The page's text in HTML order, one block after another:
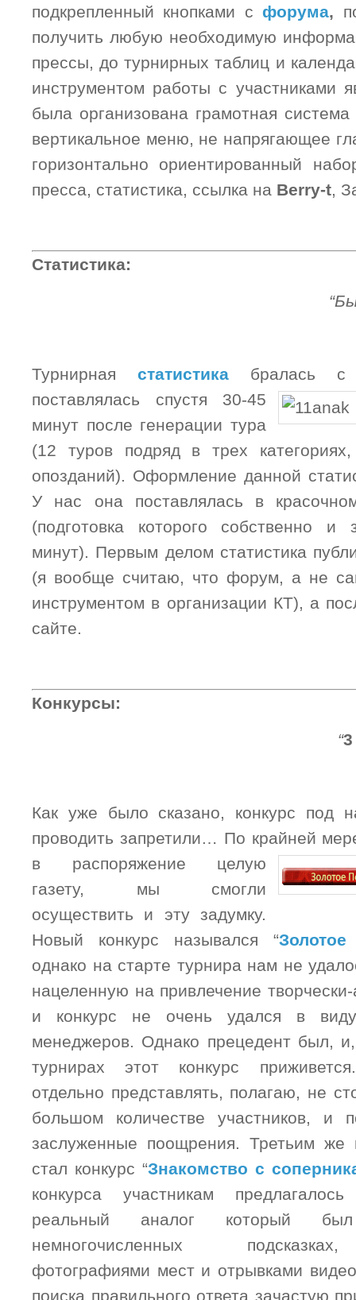
подкрепленный кнопками сфорума,
получить любую необходимую
прессы, до турнирных таблиц и
инструментом работы с участниками
была организована грамотная
вертикальное меню, не напрягающее
горизонтально ориентированный
пресса, статистика, ссылка на Berry-t,
Статистика:
Турнирная статистика бралась
поставлялась спустя 30-45
минут после генерации тура
(12 туров подряд в трех
опозданий). Оформление данной
У нас она поставлялась в
(подготовка которого собственно
минут). Первым делом статистика
(я вообще считаю, что форум, а не
инструментом в организации КТ), а
сайте.
Конкурсы:
“3
Как уже было сказано, конкурс под
проводить запретили… По крайней
в распоряжение целую
газету, мы смогли
осуществить и эту задумку.
Новый конкурс назывался “
однако на старте турнира нам не
нацеленную на привлечение творчески-
и конкурс не очень удался в
менеджеров. Однако прецедент был,
турнирах этот конкурс
отдельно представлять, полагаю, не
большом количестве участников, и
заслуженные поощрения. Третьим же
стал конкурс “Знакомство с
конкурса участникам
реальный аналог который
немногочисленных
фотографиями мест и отрывками
поиска правильного ответа зачастую